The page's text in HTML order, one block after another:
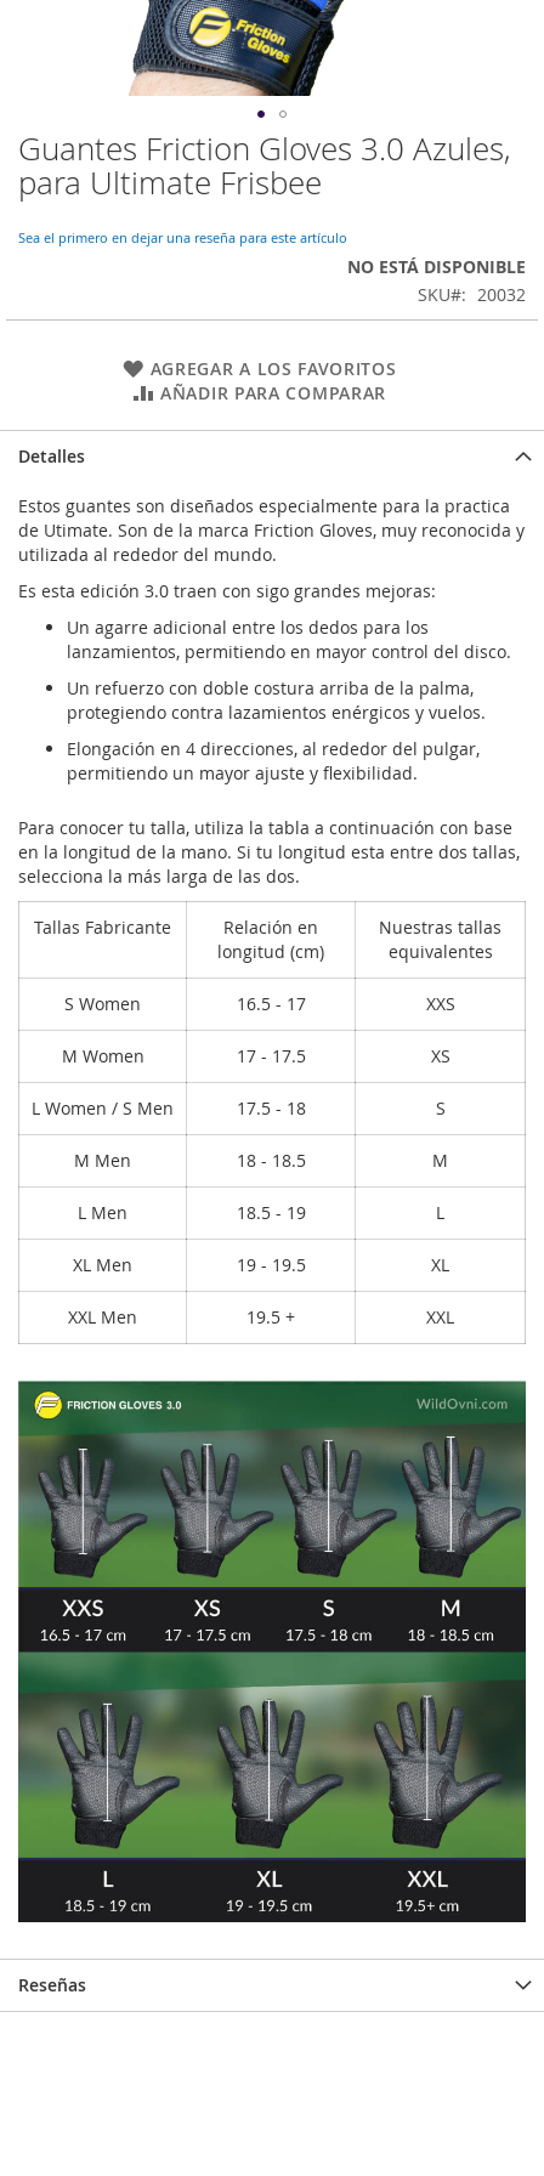
Guantes Friction Gloves 3.0 Azules,
para Ultimate Frisbee
Sea el primero en dejar una reseña para este artículo
NO ESTÁ DISPONIBLE
SKU
20032
AGREGAR A LOS FAVORITOS
AÑADIR PARA COMPARAR
Saltar
al
comienzo
la
Detalles
Estos guantes son diseñados especialmente para la practica
de Utimate. Son de la marca Friction Gloves, muy reconocida y
utilizada al rededor del mundo.
Es esta edición 3.0 traen con sigo grandes mejoras:
Un agarre adicional entre los dedos para los
lanzamientos, permitiendo en mayor control del disco.
Un refuerzo con doble costura arriba de la palma,
protegiendo contra lazamientos enérgicos y vuelos.
Elongación en 4 direcciones, al rededor del pulgar,
permitiendo un mayor ajuste y flexibilidad.
Para conocer tu talla, utiliza la tabla a continuación con base
en la longitud de la mano. Si tu longitud esta entre dos tallas,
selecciona la más larga de las dos.
Tallas Fabricante
Relación en
longitud (cm)
Nuestras tallas
equivalentes
S Women 16.5 - 17 XXS
M Women 17 - 17.5 XS
L Women / S Men 17.5 - 18 S
M Men 18 - 18.5 M
L Men 18.5 - 19 L
XL Men 19 - 19.5 XL
XXL Men 19.5 + XXL
Reseñas